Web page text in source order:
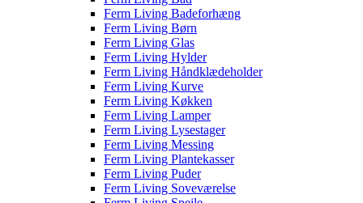
Ferm Living Badeforhæng
Ferm Living Børn
Ferm Living Glas
Ferm Living Hylder
Ferm Living Håndklædeholder
Ferm Living Kurve
Ferm Living Køkken
Ferm Living Lamper
Ferm Living Lysestager
Ferm Living Messing
Ferm Living Plantekasser
Ferm Living Puder
Ferm Living Soveværelse